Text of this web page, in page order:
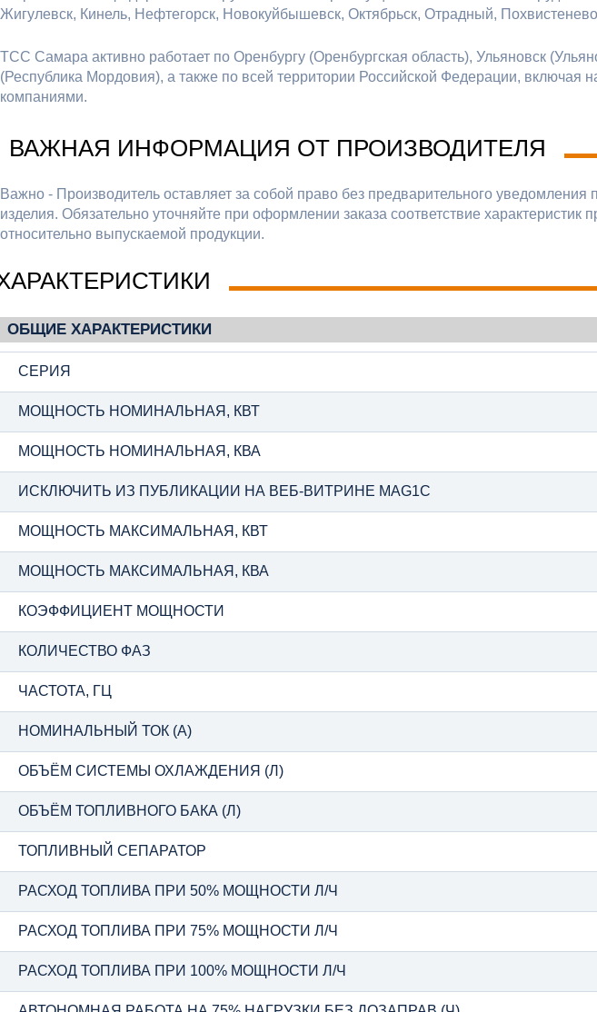
Жигулевск, Кинель, Нефтегорск, Новокуйбышевск, Октябрьск, Отрадный,
ТСС Самара активно работает по Оренбургу (Оренбургская область), Ульяновск
(Республика Мордовия), а также по всей территории Российской Федерации,
компаниями.
ВАЖНАЯ ИНФОРМАЦИЯ ОТ ПРОИЗВОДИТЕЛЯ
Важно - Производитель оставляет за собой право без предварительного
изделия. Обязательно уточняйте при оформлении заказа соответствие
относительно выпускаемой продукции.
ОБЩИЕ ХАРАКТЕРИСТИКИ
СЕРИЯ
МОЩНОСТЬ НОМИНАЛЬНАЯ, КВТ
МОЩНОСТЬ НОМИНАЛЬНАЯ, КВА
ИСКЛЮЧИТЬ ИЗ ПУБЛИКАЦИИ НА ВЕБ-ВИТРИНЕ MAG1C
МОЩНОСТЬ МАКСИМАЛЬНАЯ, КВТ
МОЩНОСТЬ МАКСИМАЛЬНАЯ, КВА
КОЭФФИЦИЕНТ МОЩНОСТИ
КОЛИЧЕСТВО ФАЗ
ЧАСТОТА, ГЦ
НОМИНАЛЬНЫЙ ТОК (А)
ОБЪЁМ СИСТЕМЫ ОХЛАЖДЕНИЯ (Л)
ОБЪЁМ ТОПЛИВНОГО БАКА (Л)
ТОПЛИВНЫЙ СЕПАРАТОР
РАСХОД ТОПЛИВА ПРИ 50% МОЩНОСТИ Л/Ч
РАСХОД ТОПЛИВА ПРИ 75% МОЩНОСТИ Л/Ч
РАСХОД ТОПЛИВА ПРИ 100% МОЩНОСТИ Л/Ч